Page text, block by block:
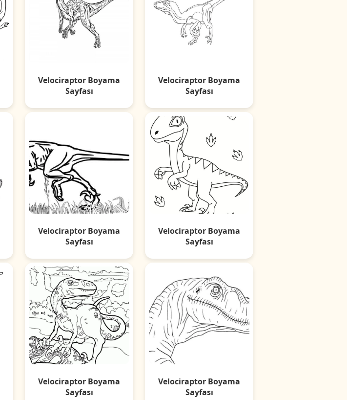
Velociraptor Boyama
Sayfası
Velociraptor Boyama
Sayfası
Velociraptor Boyama
Sayfası
Velociraptor Boyama
Sayfası
Velociraptor Boyama
Sayfası
Velociraptor Boyama
Sayfası